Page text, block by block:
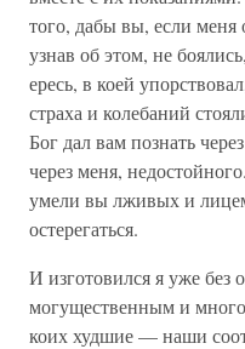
того, дабы вы, если меня
узнав об этом, не
ересь, в коей
страха и колебаний
Бог дал вам познать
через меня,
умели вы лживых и
остерегаться.
И изготовился я уже без
могущественным и
коих худшие — наши